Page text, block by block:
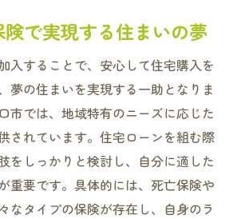
で実現する住まいの夢
入することで、安心して住宅購入を
夢の住まいを実現する一助となりま
市では、地域特有のニーズに応じた
されています。住宅ローンを組む際
をしっかりと検討し、自分に適した
重要です。具体的には、死亡保険や
なタイプの保険が存在し、自身のラ